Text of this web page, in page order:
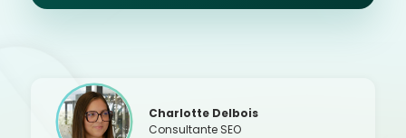
Charlotte Delbois
Consultante SEO